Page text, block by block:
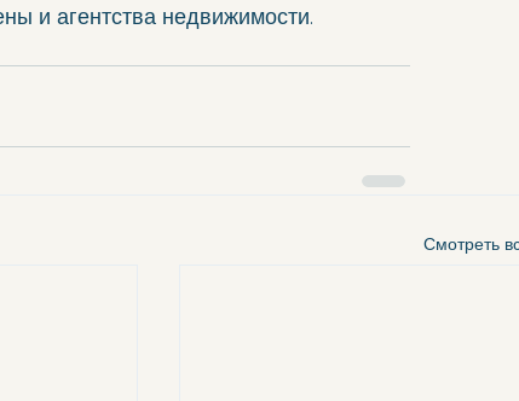
и агентства недвижимости.
Смотреть